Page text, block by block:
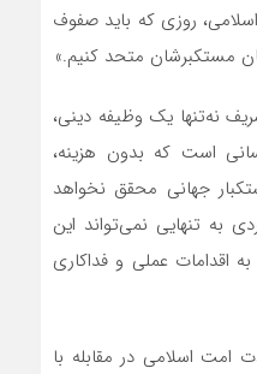
روزی که باید صفوف
مستکبرشان متحد کنیم.»
نه‌تنها یک وظیفه دینی،
است که بدون هزینه،
جهانی محقق نخواهد
به تنهایی نمی‌تواند این
اقدامات عملی و فداکاری
امت اسلامی در مقابله با